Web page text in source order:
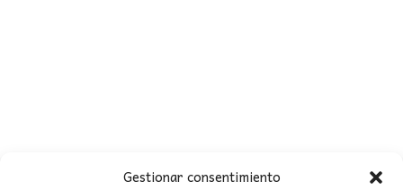
Gestionar consentimiento
FOCO CARRIL MONOFÁSICO LED LINEAL BLANCO